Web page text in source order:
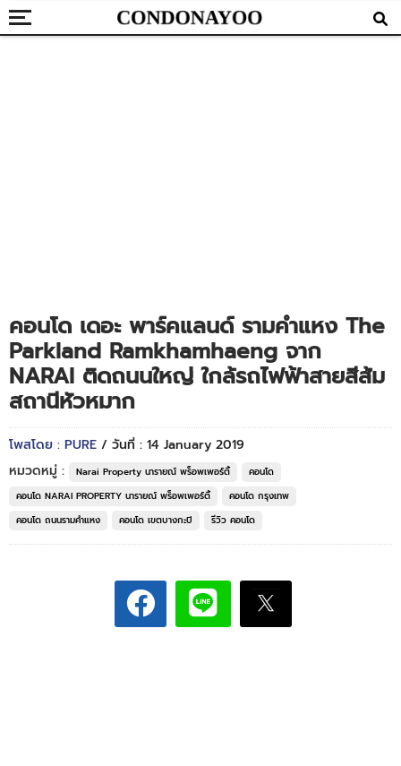
คอนโด เดอะ พาร์คแลนด์ รามคำแหง The
Parkland Ramkhamhaeng จาก
NARAI ติดถนนใหญ่ ใกล้รถไฟฟ้าสายสีส้ม
สถานีหัวหมาก
โพสโดย : PURE / วันที่ : 14 January 2019
หมวดหมู่ :
Narai Property นารายณ์ พร็อพเพอร์ตี้
คอนโด
คอนโด NARAI PROPERTY นารายณ์ พร็อพเพอร์ตี้
คอนโด กรุงเทพ
คอนโด ถนนรามคำแหง
คอนโด เขตบางกะปิ รีวิว คอนโด